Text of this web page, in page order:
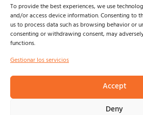
To provide the best experiences, we use
and/or access device information. Consenting to
us to process data such as browsing behavior or
consenting or withdrawing consent, may
functions.
Gestionar los servicios
Accept
Deny
SONORAMA
JUEVES